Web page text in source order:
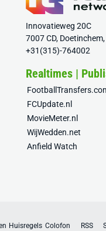
Innovatieweg 20C
7007 CD,
+31(315)-764002
Realtimes |
FCUpdate.nl
MovieMeter.nl
WijWedden.net
Anfield Watch
Huisregels Colofon RSS